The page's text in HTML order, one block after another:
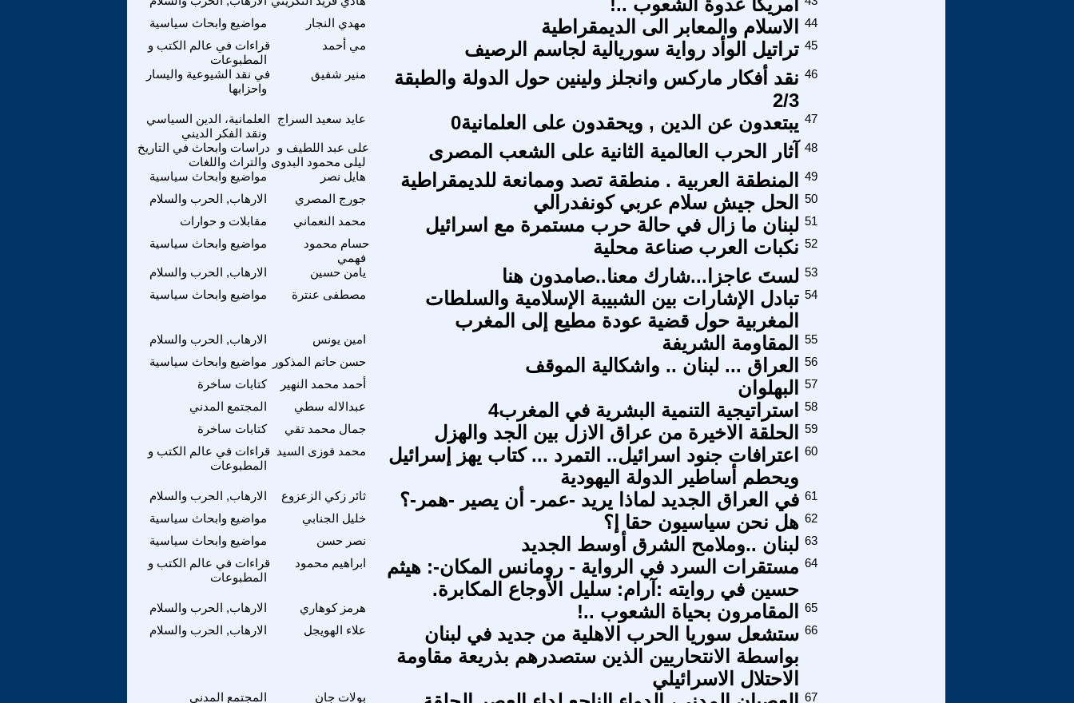
أمريكا عدوة الشعوب ..!
مواضيع وابحاث سياسية
مهدي النجار الاسلام والمعابر الى الديمقراطية
44
قراءات في عالم الكتب و
المطبوعات
مي أحمد تراتيل الوأد رواية سوريالية لجاسم الرصيف 45
في نقد الشيوعية واليسار
واحزابها
منير شفيق
نقد أفكار ماركس وانجلز ولينين حول الدولة والطبقة
2/3
46
العلمانية، الدين السياسي
ونقد الفكر الديني
عايد سعيد السراج يبتعدون عن الدين , ويحقدون على العلمانية0 47
دراسات وابحاث في التاريخ
والتراث واللغات
على عبد اللطيف و
ليلى محمود البدوى
آثار الحرب العالمية الثانية على الشعب المصرى 48
مواضيع وابحاث سياسية هايل نصر المنطقة العربية . منطقة تصد وممانعة للديمقراطية
49
الارهاب, الحرب والسلام
جورج المصري الحل جيش سلام عربي كونفدرالي
50
مقابلات و حوارات
محمد النعماني لبنان ما زال في حالة حرب مستمرة مع اسرائيل 51
مواضيع وابحاث سياسية
حسام محمود
فهمي
نكبات العرب صناعة محلية 52
الارهاب, الحرب والسلام يامن حسين لستَ عاجزا...شارك معنا..صامدون هنا 53
مواضيع وابحاث سياسية
مصطفى عنترة
تبادل الإشارات بين الشبيبة الإسلامية والسلطات
المغربية حول قضية عودة مطيع إلى المغرب
54
الارهاب, الحرب والسلام امين يونس المقاومة الشريفة
55
مواضيع وابحاث سياسية
حسن حاتم المذكور العراق ... لبنان .. واشكالية الموقف
56
كتابات ساخرة
أحمد محمد النهير البهلوان
57
المجتمع المدني
عبدالاله سطي استراتيجية التنمية البشرية في المغرب4
58
كتابات ساخرة
جمال محمد تقي الحلقة الاخيرة من عراق الازل بين الجد والهزل
59
قراءات في عالم الكتب و
المطبوعات
محمد فوزى السيد
اعترافات جنود اسرائيل.. التمرد ... كتاب يهز إسرائيل
ويحطم أساطير الدولة اليهودية
60
الارهاب, الحرب والسلام ثائر زكي الزعزوع في العراق الجديد لماذا يريد -عمر- أن يصير -همر-؟ 61
مواضيع وابحاث سياسية
خليل الجنابي هل نحن سياسيون حقا إ؟ 62
مواضيع وابحاث سياسية
نصر حسن لبنان ..وملامح الشرق أوسط الجديد 63
قراءات في عالم الكتب و
المطبوعات
ابراهيم محمود
مستقرات السرد في الرواية - رومانس المكان-: هيثم
حسين في روايته :آرام: سليل الأوجاع المكابرة.
64
الارهاب, الحرب والسلام هرمز كوهاري المقامرون بحياة الشعوب ..!
65
الارهاب, الحرب والسلام
علاء الهويجل
ستشعل سوريا الحرب الاهلية من جديد في لبنان
بواسطة الانتحاريين الذين ستصدرهم بذريعة مقاومة
الاحتلال الاسرائيلي
66
المجتمع المدني بولات جان 67